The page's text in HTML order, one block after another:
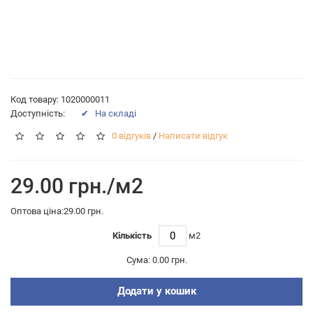
Код товару: 1020000011
Доступність:
✔ На складі
0 відгуків / Написати відгук
29.00 грн./м2
Оптова ціна:29.00 грн.
Кількість м2
Сума: 0.00 грн.
Додати у кошик